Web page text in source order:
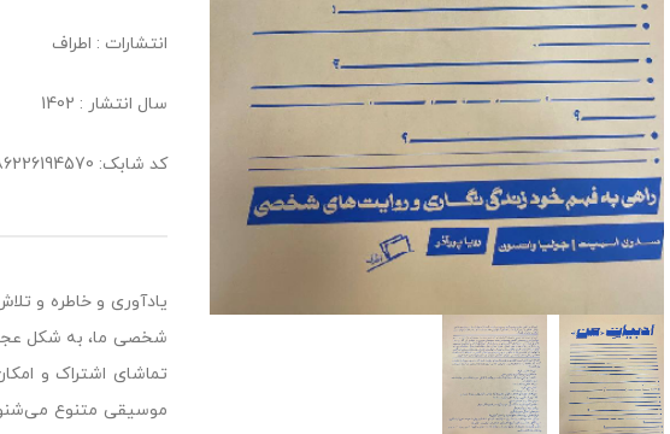
انتشارات : اطراف
سال انتشار : 1402
کد شابک: 9786226194570
یادآوری و خاطره و
شخصی ما، به شکل
تماشای اشتراک و
موسیقی متنوع